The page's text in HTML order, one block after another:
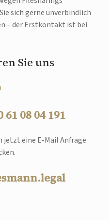
sich gerne unverbindlich
– der Erstkontakt ist bei
Sie uns
61 08 04 191
jetzt eine E-Mail Anfrage